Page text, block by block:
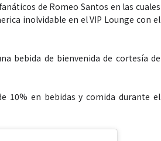
de Romeo Santos en las cuales
inolvidable en el VIP Lounge con el
bebida de bienvenida de cortesía de
10% en bebidas y comida durante el